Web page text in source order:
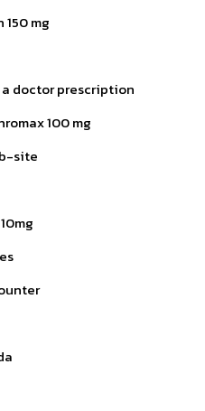
mg
doctor prescription
100 mg
site